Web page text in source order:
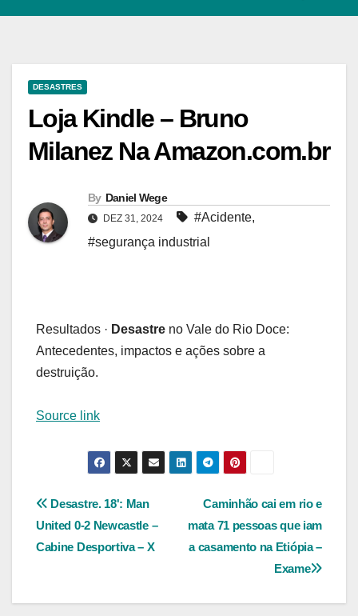
DESASTRES
Loja Kindle – Bruno
Milanez Na Amazon.com.br
By Daniel Wege
DEZ 31, 2024 #Acidente,
#segurança industrial
Resultados · Desastre no Vale do Rio Doce:
Antecedentes, impactos e ações sobre a
destruição.
Source link
Navegação
de
Caminhão cai em rio e
mata 71 pessoas que iam
a casamento na Etiópia –
Exame
Desastre. 18': Man
United 0-2 Newcastle –
Cabine Desportiva – X